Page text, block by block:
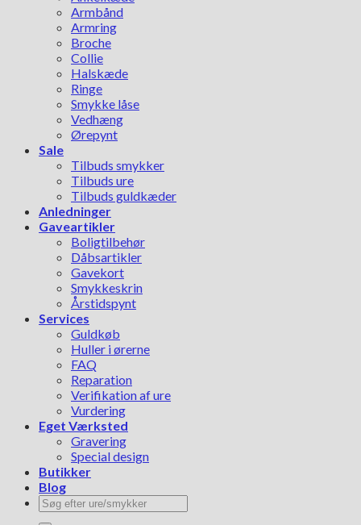
Armbånd
Armring
Broche
Collie
Halskæde
Ringe
Smykke låse
Vedhæng
Ørepynt
Sale
Tilbuds smykker
Tilbuds ure
Tilbuds guldkæder
Anledninger
Gaveartikler
Boligtilbehør
Dåbsartikler
Gavekort
Smykkeskrin
Årstidspynt
Services
Guldkøb
Huller i ørerne
FAQ
Reparation
Verifikation af ure
Vurdering
Eget Værksted
Gravering
Special design
Butikker
Blog
Søg
efter: